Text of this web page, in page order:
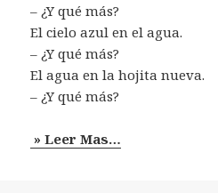
– ¿Y qué más?
El cielo azul en el agua.
– ¿Y qué más?
El agua en la hojita nueva.
– ¿Y qué más?
» Leer Mas…